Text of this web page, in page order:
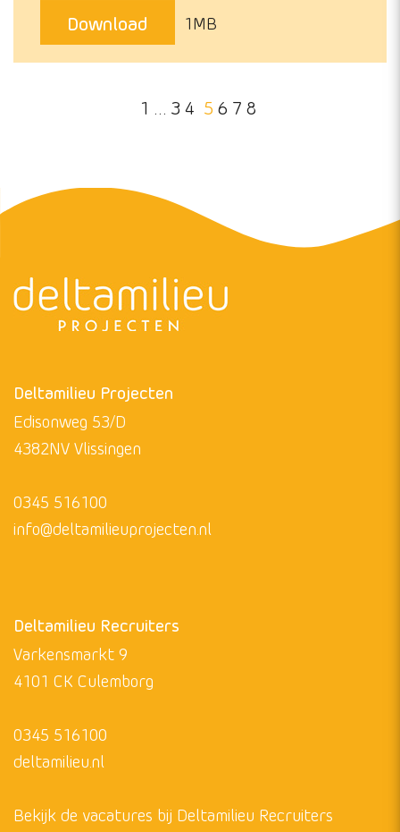
Download 1MB
1 3 4 5 6 7 8
Deltamilieu Projecten
Edisonweg 53/D
4382NV Vlissingen
0345 516100
info@deltamilieuprojecten.nl
Deltamilieu Recruiters
Varkensmarkt 9
4101 CK Culemborg
0345 516100
deltamilieu.nl
Bekijk de vacatures bij Deltamilieu Recruiters